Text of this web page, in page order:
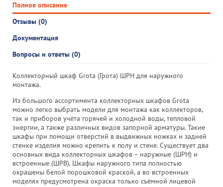
Полное описание
Отзывы (0)
Документация
Вопросы и ответы (0)
Коллекторный шкаф Grota (Грота) ШРН для наружного
монтажа.
Из большого ассортимента коллекторных шкафов Grota
можно легко выбрать модели для монтажа как коллекторов,
так и приборов учёта горячей и холодной воды, тепловой
энергии, а также различных видов запорной арматуры. Такие
шкафы при помощи отверстий в выдвижных ножках и задней
стенке изделия можно крепить к полу и стене. Существует два
основных вида коллекторных шкафов – наружные (ШРН) и
встроенные (ШРВ). Шкафы наружного типа полностью
окрашены белой порошковой краской, а во встроенных
моделях предусмотрена окраска только съёмной лицевой